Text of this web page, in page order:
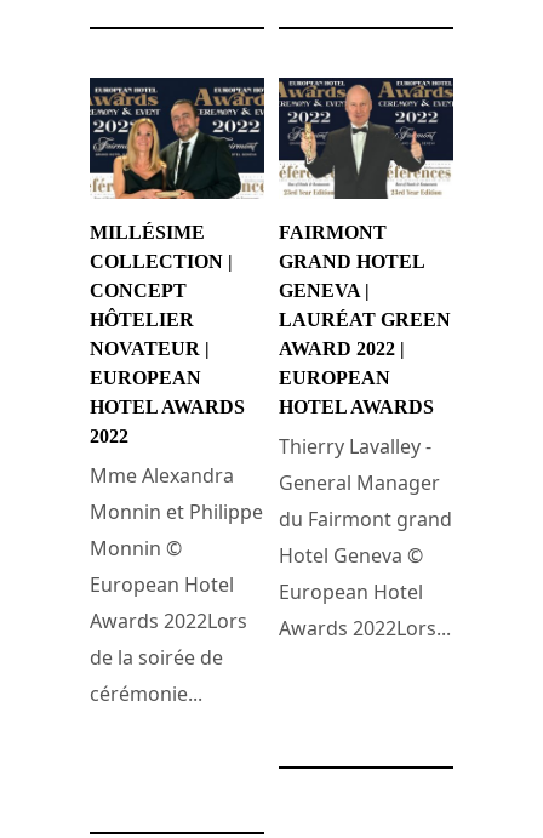
MILLÉSIME
COLLECTION |
CONCEPT
HÔTELIER
NOVATEUR |
EUROPEAN
HOTEL AWARDS
2022
Mme Alexandra
Monnin et Philippe
Monnin ©
European Hotel
Awards 2022Lors
de la soirée de
cérémonie...
FAIRMONT
GRAND HOTEL
GENEVA |
LAURÉAT GREEN
AWARD 2022 |
EUROPEAN
HOTEL AWARDS
Thierry Lavalley -
General Manager
du Fairmont grand
Hotel Geneva ©
European Hotel
Awards 2022Lors...